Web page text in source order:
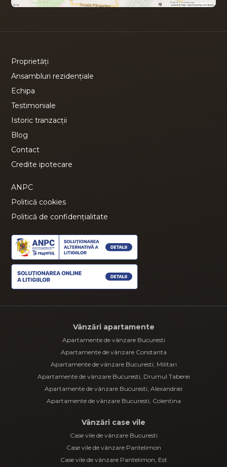
Proprietăți
Ansambluri rezidențiale
Echipa
Testimoniale
Istoric tranzacții
Blog
Contact
Credite ipotecare
ANPC
Politică cookies
Politică de confidențialitate
Vânzări apartamente
Apartamente de vânzare Bucuresti
Apartamente de vânzare Constanta
Apartamente de vânzare Bucuresti, Militari
Apartamente de vânzare Bucuresti, Drumul Taberei
Apartamente de vânzare Bucuresti, Alexandriei
Apartamente de vânzare Bucuresti, Colentina
Vânzări case vile
Case vile de vânzare Bucuresti
Case vile de vânzare Pantelimon
Case vile de vânzare Pantelimon, Est